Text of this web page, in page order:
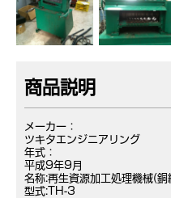
商品説明
メーカー：
ツキタエンジニアリング
年式：
平成9年9月
名称:再生資源加工処理機械(銅
型式:TH-3